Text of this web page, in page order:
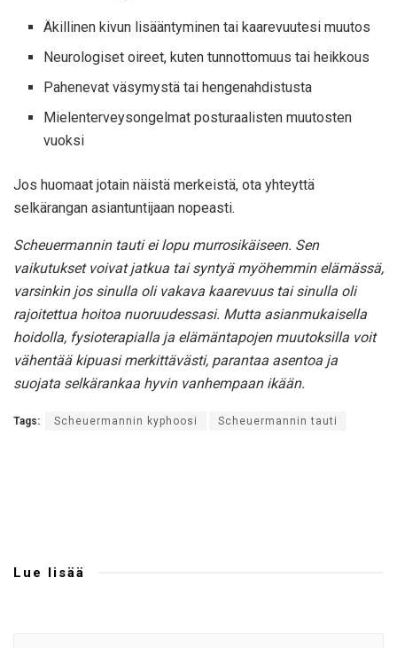
Äkillinen kivun lisääntyminen tai kaarevuutesi muutos
Neurologiset oireet, kuten tunnottomuus tai heikkous
Pahenevat väsymystä tai hengenahdistusta
Mielenterveysongelmat posturaalisten muutosten
vuoksi
Jos huomaat jotain näistä merkeistä, ota yhteyttä
selkärangan asiantuntijaan nopeasti.
Scheuermannin tauti ei lopu murrosikäiseen. Sen
vaikutukset voivat jatkua tai syntyä myöhemmin elämässä,
varsinkin jos sinulla oli vakava kaarevuus tai sinulla oli
rajoitettua hoitoa nuoruudessasi. Mutta asianmukaisella
hoidolla, fysioterapialla ja elämäntapojen muutoksilla voit
vähentää kipuasi merkittävästi, parantaa asentoa ja
suojata selkärankaa hyvin vanhempaan ikään.
Tags: Scheuermannin kyphoosi Scheuermannin tauti
Lue lisää